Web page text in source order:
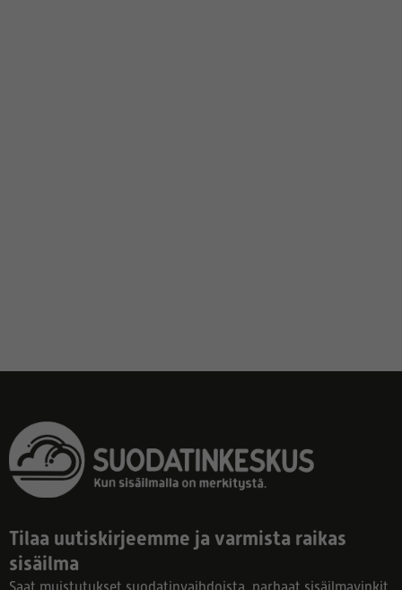
Tilaa uutiskirjeemme ja varmista raikas
sisäilma